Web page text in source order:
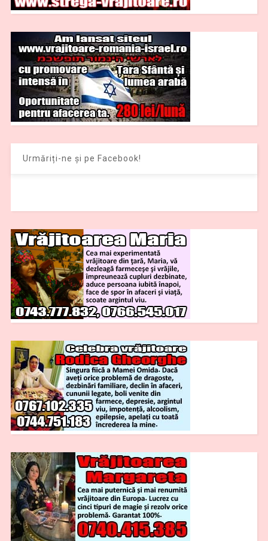
Urmăriți-ne și pe Facebook!